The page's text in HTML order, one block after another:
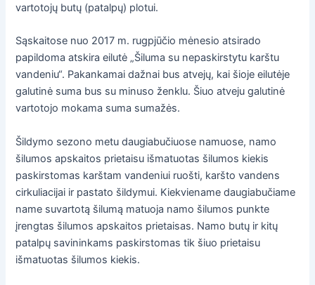
vartotojų butų (patalpų) plotui.
Sąskaitose nuo 2017 m. rugpjūčio mėnesio atsirado
papildoma atskira eilutė „Šiluma su nepaskirstytu karštu
vandeniu“. Pakankamai dažnai bus atvejų, kai šioje eilutėje
galutinė suma bus su minuso ženklu. Šiuo atveju galutinė
vartotojo mokama suma sumažės.
Šildymo sezono metu daugiabučiuose namuose, namo
šilumos apskaitos prietaisu išmatuotas šilumos kiekis
paskirstomas karštam vandeniui ruošti, karšto vandens
cirkuliacijai ir pastato šildymui. Kiekviename daugiabučiame
name suvartotą šilumą matuoja namo šilumos punkte
įrengtas šilumos apskaitos prietaisas. Namo butų ir kitų
patalpų savininkams paskirstomas tik šiuo prietaisu
išmatuotas šilumos kiekis.